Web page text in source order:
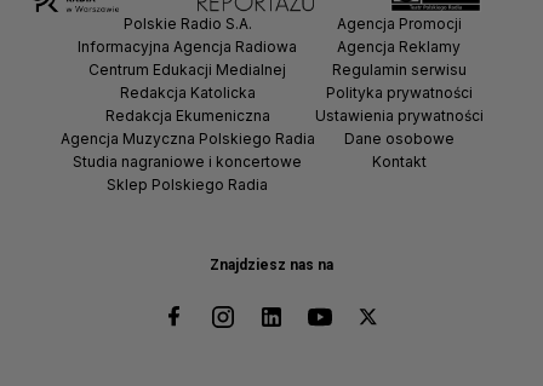
Znajdziesz nas na
Polskie Radio S.A.
Informacyjna Agencja Radiowa
Centrum Edukacji Medialnej
Redakcja Katolicka
Redakcja Ekumeniczna
Agencja Muzyczna Polskiego Radia
Studia nagraniowe i koncertowe
Sklep Polskiego Radia
Agencja Promocji
Agencja Reklamy
Regulamin serwisu
Polityka prywatności
Ustawienia prywatności
Dane osobowe
Kontakt